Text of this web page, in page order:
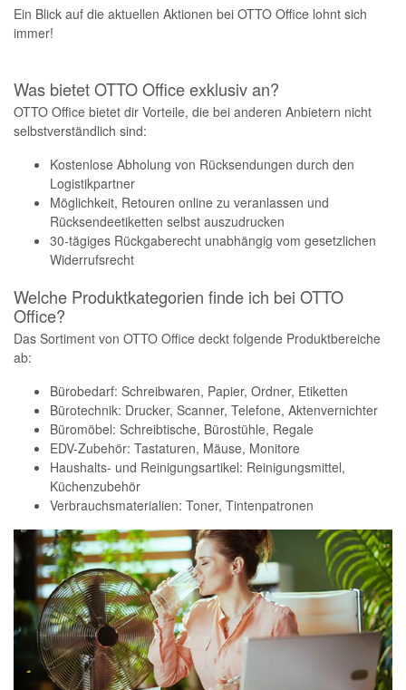
Ein Blick auf die aktuellen Aktionen bei OTTO Office lohnt sich
immer!
Was bietet OTTO Office exklusiv an?
OTTO Office bietet dir Vorteile, die bei anderen Anbietern nicht
selbstverständlich sind:
Kostenlose Abholung von Rücksendungen durch den
Logistikpartner
Möglichkeit, Retouren online zu veranlassen und
Rücksendeetiketten selbst auszudrucken
30-tägiges Rückgaberecht unabhängig vom gesetzlichen
Widerrufsrecht
Welche Produktkategorien finde ich bei OTTO
Office?
Das Sortiment von OTTO Office deckt folgende Produktbereiche
ab:
Bürobedarf: Schreibwaren, Papier, Ordner, Etiketten
Bürotechnik: Drucker, Scanner, Telefone, Aktenvernichter
Büromöbel: Schreibtische, Bürostühle, Regale
EDV-Zubehör: Tastaturen, Mäuse, Monitore
Haushalts- und Reinigungsartikel: Reinigungsmittel,
Küchenzubehör
Verbrauchsmaterialien: Toner, Tintenpatronen